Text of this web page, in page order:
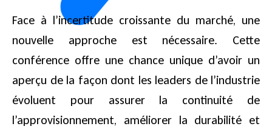
Face à l’incertitude croissante du marché, une
nouvelle approche est nécessaire. Cette
conférence offre une chance unique d’avoir un
aperçu de la façon dont les leaders de l’industrie
évoluent pour assurer la continuité de
l’approvisionnement, améliorer la durabilité et